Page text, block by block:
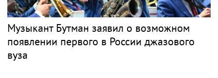
Музыкант Бутман заявил о возможном
появлении первого в России джазового
вуза